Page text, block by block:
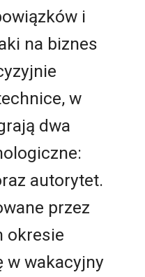
i
na biznes
w
dwa
autorytet.
przez
okresie
w wakacyjny